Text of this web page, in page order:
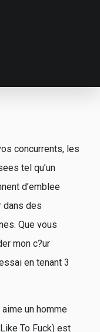
concurrents, les
tel qu’un
d’emblee
dans des
Que vous
mon c?ur
en tenant 3
un homme
To Fuck) est